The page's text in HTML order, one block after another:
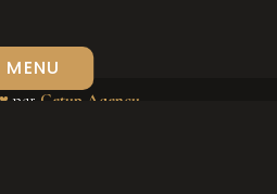
♥ par Getup Agency